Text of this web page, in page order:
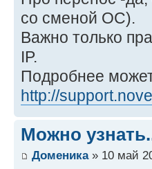
со сменой ОС).
Важно только
IP.
Подробнее
http://
Можно
Доменика» 10 май